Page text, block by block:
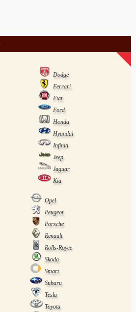
Dodge
Ferrari
Fiat
Ford
Honda
Hyundai
Infiniti
Jeep
Jaguar
Kia
Opel
Peugeot
Porsche
Renault
Rolls-Royce
Skoda
Smart
Subaru
Tesla
Toyota